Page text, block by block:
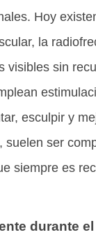
Hoy
la
visibles sin
esculpir y
, suelen ser
siempre es
durante